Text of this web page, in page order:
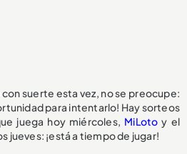
suerte esta vez, no se preocupe:
para intentarlo! Hay sorteos
juega hoy miércoles, MiLoto y el
jueves: ¡está a tiempo de jugar!